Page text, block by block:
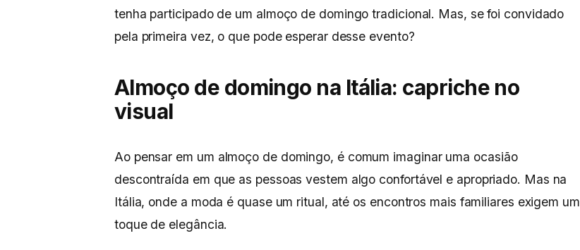
tenha participado de um almoço de domingo tradicional. Mas, se foi convidado
pela primeira vez, o que pode esperar desse evento?
Almoço de domingo na Itália: capriche no
visual
Ao pensar em um almoço de domingo, é comum imaginar uma ocasião
descontraída em que as pessoas vestem algo confortável e apropriado. Mas na
Itália, onde a moda é quase um ritual, até os encontros mais familiares exigem um
toque de elegância.